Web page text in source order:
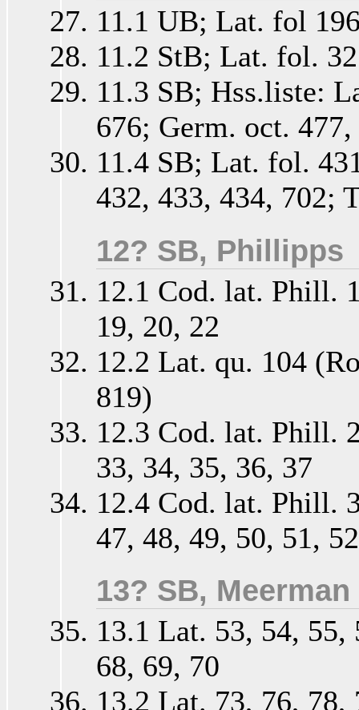
11.1 UB; Lat. fol
11.2 StB; Lat. fol.
11.3 SB; Hss.liste:
676; Germ. oct. 477,
11.4 SB; Lat. fol.
432, 433, 434, 702;
12? SB, Phillipps
12.1 Cod. lat. Phill.
19, 20, 22
12.2 Lat. qu. 104
819)
12.3 Cod. lat. Phill.
33, 34, 35, 36, 37
12.4 Cod. lat. Phill.
47, 48, 49, 50, 51, 52
13? SB, Meerman
13.1 Lat. 53, 54, 55,
68, 69, 70
13.2 Lat. 73, 76, 78,